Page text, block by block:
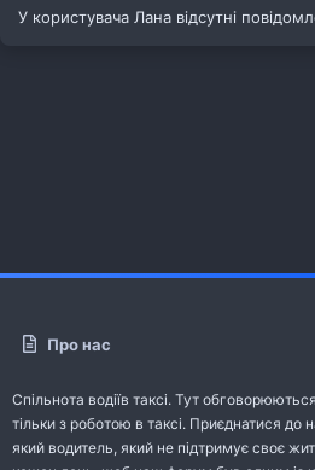
У користувача Лана відсутні
Про нас
Спільнота водіїв таксі. Тут
тільки з роботою в таксі. Приєднатися до
який водитель, який не підтримує своє